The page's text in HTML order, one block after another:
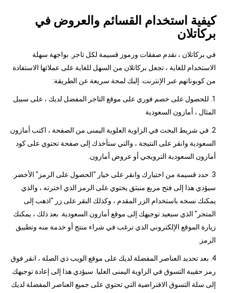
كيفية استخدام القسائم والعروض في
بركاتلان
في بركاتلان ، نقدم صفقات ورموز قسيمة لكل تاجر. بواجهة سهلة
الاستخدام للغاية ، تجعل بركاتلان من السهل للغاية على عملائها الاستفادة
من كوبوناتهم عبر الإنترنت. إليك لمحة سريعة عن الطريقة:
1. للحصول على خصم فوري على موقع التاجر المفضل لديك ، على سبيل
المثال ، أمازون السعودية
2. في شريط البحث في الزاوية العلوية اليمنى من الصفحة ، اكتب أمازون
السعودية وانقر على النتيجة ، والتي ستأخذك إلى صفحة تحتوي على كود
أمازون السعودية الترويجي أو عروض أمازون.
3. حدد قسيمة من اختيارك وانقر على خيار "الحصول على الرمز" الأخضر.
سيؤدي هذا إلى فتح مربع منبثق يحتوي على الرمز الذي اخترته ، والذي
يمكنك نسخه باستخدام الزر المقدم ، وكذلك النقر على زر "اذهب إلى
المتجر" الذي سيعيد توجيهك إلى موقع أمازون السعودية. بعد ذلك ، يمكنك
زيارة الموقع الإلكتروني الذي ترغب في شراء منتج أو خدمة منه وتطبيق
الرمز.
4. بعد تحديد العناصر المفضلة لديك على موقع الويب ذي الصلة ، انقر فوق
رمز حقيبة التسوق في الزاوية اليمنى العليا. سيؤدي هذا إلى إعادة توجيهك
إلى سلة التسوق الافتراضية التي تحتوي على جميع العناصر المفضلة لديك